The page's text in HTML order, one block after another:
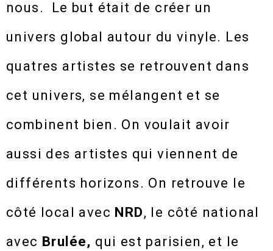
nous. Le but était de créer un
univers global autour du vinyle. Les
quatres artistes se retrouvent dans
cet univers, se mélangent et se
combinent bien. On voulait avoir
aussi des artistes qui viennent de
différents horizons. On retrouve le
côté local avec NRD, le côté national
avec Brulée, qui est parisien, et le